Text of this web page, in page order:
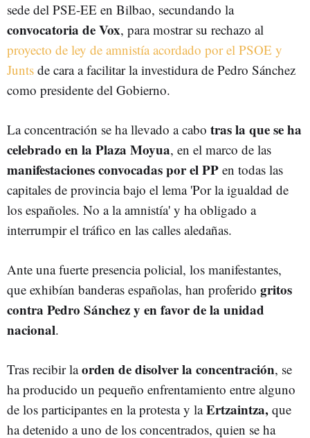
sede del PSE-EE en Bilbao, secundando la
convocatoria de Vox, para mostrar su rechazo al
proyecto de ley de amnistía acordado por el PSOE y
Junts de cara a facilitar la investidura de Pedro Sánchez
como presidente del Gobierno.
La concentración se ha llevado a cabo tras la que se ha
celebrado en la Plaza Moyua, en el marco de las
manifestaciones convocadas por el PP en todas las
capitales de provincia bajo el lema 'Por la igualdad de
los españoles. No a la amnistía' y ha obligado a
interrumpir el tráfico en las calles aledañas.
Ante una fuerte presencia policial, los manifestantes,
que exhibían banderas españolas, han proferido gritos
contra Pedro Sánchez y en favor de la unidad
nacional.
Tras recibir laorden de disolver la concentración, se
ha producido un pequeño enfrentamiento entre alguno
de los participantes en la protesta y laErtzaintza, que
ha detenido a uno de los concentrados, quien se ha